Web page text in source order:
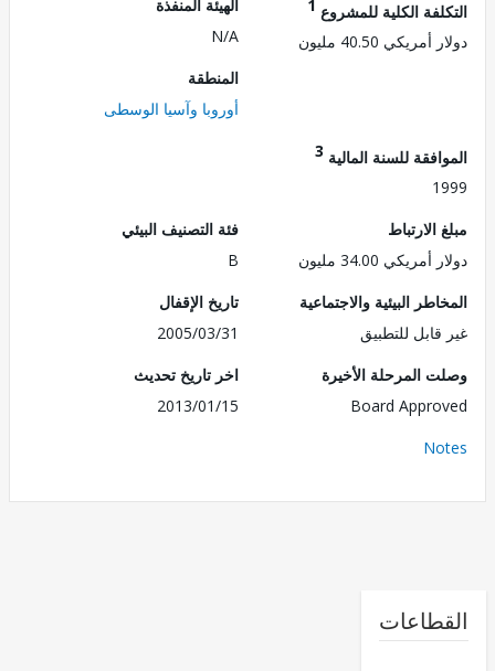
الكلية للمشروع1
40.50 مليون
الهيئة المنفذة
أوروبا وآسيا الوسطى
للسنة المالية3
34.00 مليون
فئة التصنيف البيئي
البيئية والاجتماعية
للتطبيق
تاريخ الإقفال
2005/03/31
المرحلة الأخيرة
Board
اخر تاريخ تحديث
2013/01/15